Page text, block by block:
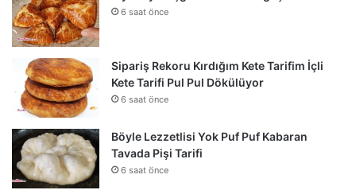
6 saat önce
Sipariş Rekoru Kırdığım Kete Tarifim İçli
Kete Tarifi Pul Pul Dökülüyor
6 saat önce
Böyle Lezzetlisi Yok Puf Puf Kabaran
Tavada Pişi Tarifi
6 saat önce